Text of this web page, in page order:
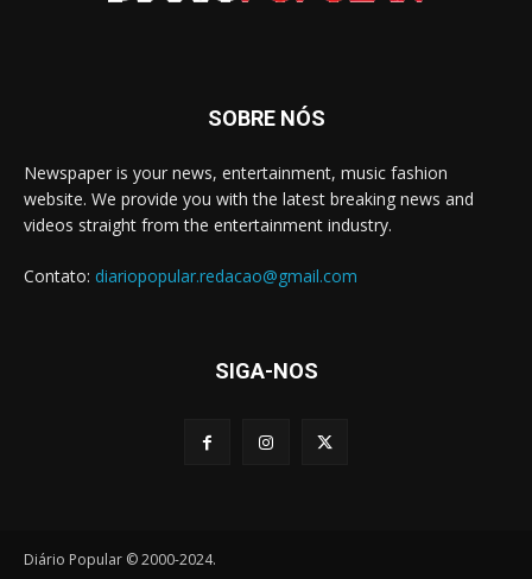
SOBRE NÓS
Newspaper is your news, entertainment, music fashion
website. We provide you with the latest breaking news and
videos straight from the entertainment industry.
Contato: diariopopular.redacao@gmail.com
SIGA-NOS
Diário Popular © 2000-2024.